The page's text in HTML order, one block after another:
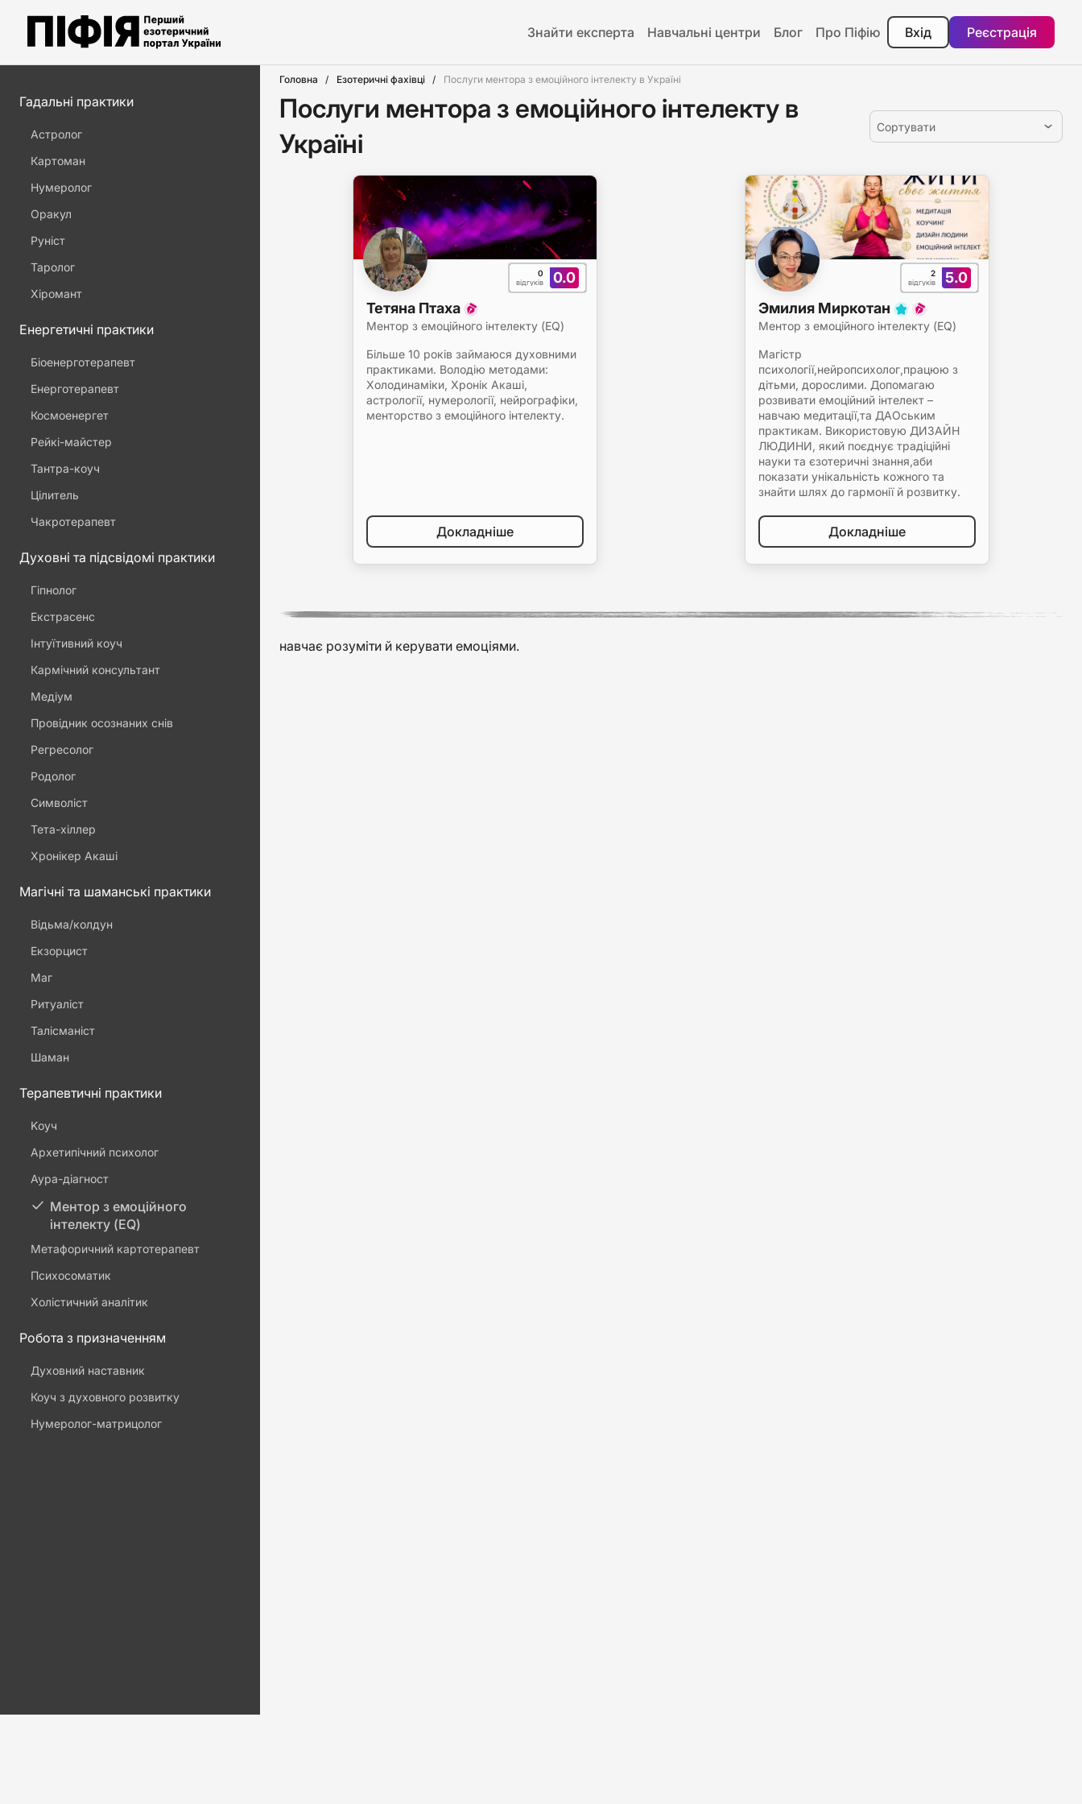
Знайти експерта Навчальні центри Блог Про Піфію Вхід Реєстрація
Головна Езотеричні фахівці Послуги ментора з емоційного інтелекту в Україні
Послуги ментора з емоційного інтелекту в
Україні
Сортувати
0.0
0
відгуків
Тетяна Птаха
Ментор з емоційного інтелекту (EQ)
Більше 10 років займаюся духовними
практиками. Володію методами:
Холодинаміки, Хронік Акаші,
астрології, нумерології, нейрографіки,
менторство з емоційного інтелекту.
Докладніше
5.0
2
відгуків
Эмилия Миркотан
Ментор з емоційного інтелекту (EQ)
Магістр
психології,нейропсихолог,працюю з
дітьми, дорослими. Допомагаю
розвивати емоційний інтелект –
навчаю медитації,та ДАОським
практикам. Використовую ДИЗАЙН
ЛЮДИНИ, який поєднує традіційні
науки та єзотеричні знання,аби
показати унікальність кожного та
знайти шлях до гармонії й розвитку.
Докладніше
навчає розуміти й керувати емоціями.
Гадальні практики
Астролог
Картоман
Нумеролог
Оракул
Руніст
Таролог
Хіромант
Енергетичні практики
Біоенерготерапевт
Енерготерапевт
Космоенергет
Рейкі-майстер
Тантра-коуч
Цілитель
Чакротерапевт
Духовні та підсвідомі практики
Гіпнолог
Екстрасенс
Інтуїтивний коуч
Кармічний консультант
Медіум
Провідник осознаних снів
Регресолог
Родолог
Символіст
Тета-хіллер
Хронікер Акаші
Магічні та шаманські практики
Відьма/колдун
Екзорцист
Маг
Ритуаліст
Талісманіст
Шаман
Терапевтичні практики
Kоуч
Архетипічний психолог
Аура-діагност
Ментор з емоційного
інтелекту (EQ)
Метафоричний картотерапевт
Психосоматик
Холістичний аналітик
Робота з призначенням
Духовний наставник
Коуч з духовного розвитку
Нумеролог-матрицолог